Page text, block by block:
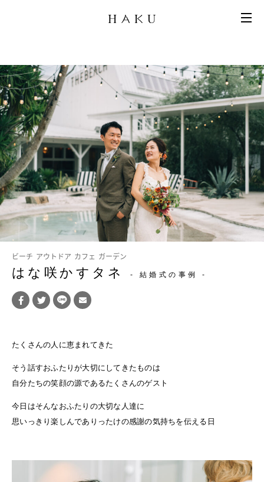
ビーチ アウトドア カフェ ガーデン
はな咲かすタネ- 結婚式の事例 -
たくさんの人に恵まれてきた
そう話すおふたりが大切にしてきたものは
自分たちの笑顔の源であるたくさんのゲスト
今日はそんなおふたりの大切な人達に
思いっきり楽しんでありったけの感謝の気持ちを伝える日